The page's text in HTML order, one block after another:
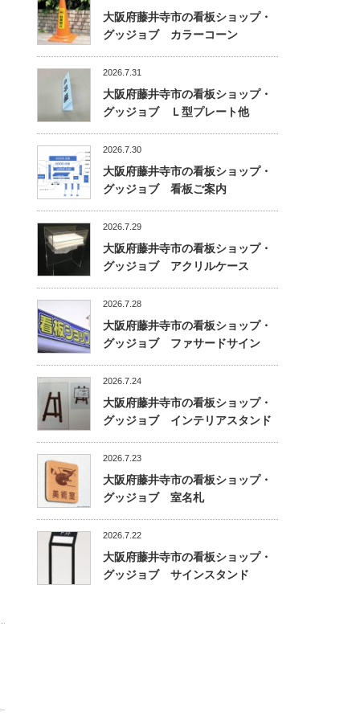
大阪府藤井寺市の看板ショップ・
グッジョブ カラーコーン
2026.7.31
大阪府藤井寺市の看板ショップ・
グッジョブ Ｌ型プレート他
2026.7.30
大阪府藤井寺市の看板ショップ・
グッジョブ 看板ご案内
2026.7.29
大阪府藤井寺市の看板ショップ・
グッジョブ アクリルケース
2026.7.28
大阪府藤井寺市の看板ショップ・
グッジョブ ファサードサイン
2026.7.24
大阪府藤井寺市の看板ショップ・
グッジョブ インテリアスタンド
2026.7.23
大阪府藤井寺市の看板ショップ・
グッジョブ 室名札
2026.7.22
大阪府藤井寺市の看板ショップ・
グッジョブ サインスタンド